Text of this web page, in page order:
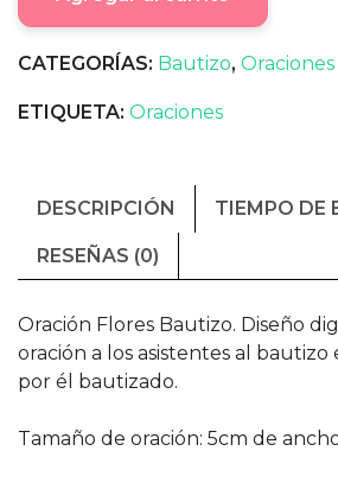
CATEGORÍAS: Bautizo, Oraciones
ETIQUETA: Oraciones
DESCRIPCIÓN TIEMPO DE
RESEÑAS (0)
Oración Flores Bautizo. Diseño
oración a los asistentes al bautizo
por él bautizado.
Tamaño de oración: 5cm de